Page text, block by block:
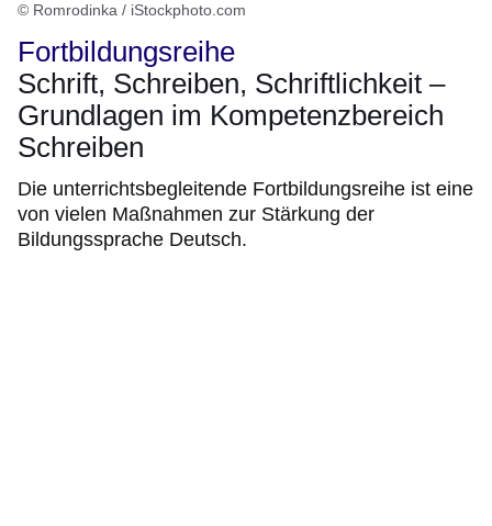
© Romrodinka / iStockphoto.com
Fortbildungsreihe
Schrift, Schreiben, Schriftlichkeit –
Grundlagen im Kompetenzbereich
Schreiben
Die unterrichtsbegleitende Fortbildungsreihe ist eine
von vielen Maßnahmen zur Stärkung der
Bildungssprache Deutsch.